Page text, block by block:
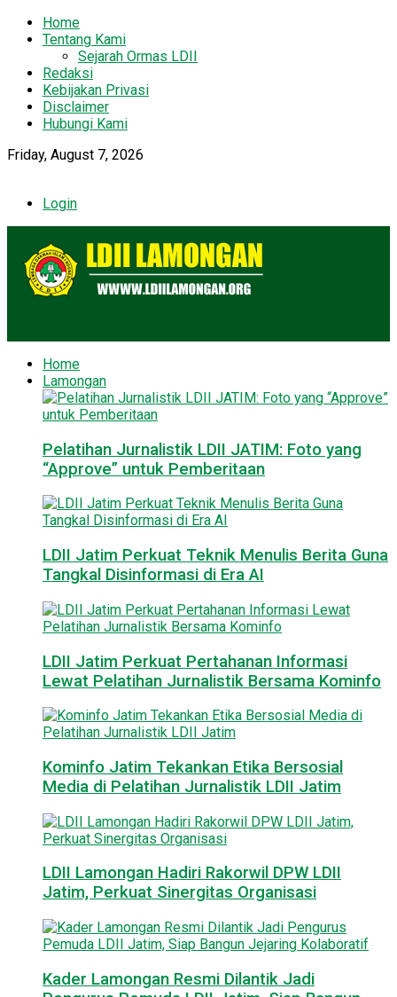
Home
Tentang Kami
Sejarah Ormas LDII
Redaksi
Kebijakan Privasi
Disclaimer
Hubungi Kami
Friday, August 7, 2026
Login
Home
Lamongan
Pelatihan Jurnalistik LDII JATIM: Foto yang
“Approve” untuk Pemberitaan
LDII Jatim Perkuat Teknik Menulis Berita Guna
Tangkal Disinformasi di Era AI
LDII Jatim Perkuat Pertahanan Informasi
Lewat Pelatihan Jurnalistik Bersama Kominfo
Kominfo Jatim Tekankan Etika Bersosial
Media di Pelatihan Jurnalistik LDII Jatim
LDII Lamongan Hadiri Rakorwil DPW LDII
Jatim, Perkuat Sinergitas Organisasi
Kader Lamongan Resmi Dilantik Jadi